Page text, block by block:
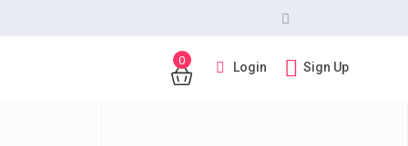
0 Login Sign Up